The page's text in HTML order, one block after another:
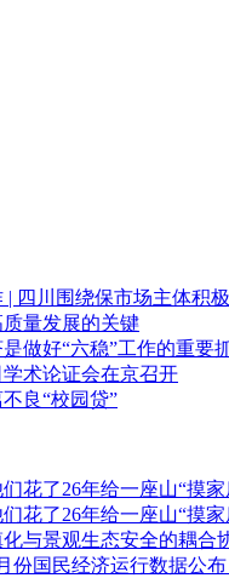
| 四川围绕保市场主体积
量发展的关键
做好“六稳”工作的重要
术论证会在京召开
良“校园贷”
花了26年给一座山“摸家
花了26年给一座山“摸家
与景观生态安全的耦合
份国民经济运行数据公